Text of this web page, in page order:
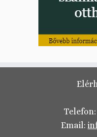
Telefon:
Email: